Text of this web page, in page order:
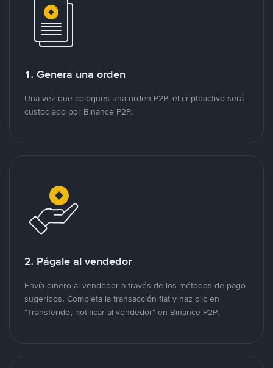
1. Genera una orden
Una vez que coloques una orden P2P, el criptoactivo será
custodiado por Binance P2P.
2. Págale al vendedor
Envía dinero al vendedor a través de los métodos de pago
sugeridos. Completa la transacción fiat y haz clic en
"Transferido, notificar al vendedor" en Binance P2P.